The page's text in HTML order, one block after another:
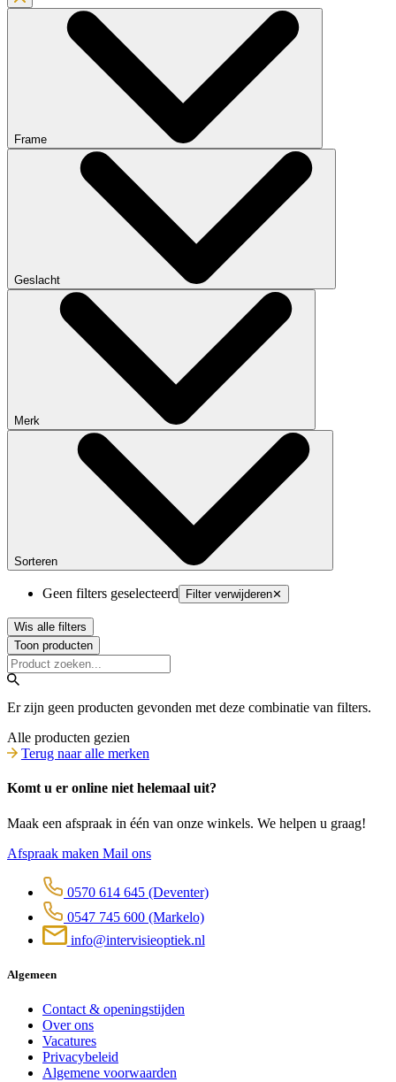
Frame
Geslacht
Merk
Sorteren
Geen filters geselecteerd Filter verwijderen✕
Wis alle filters
Toon producten
Er zijn geen producten gevonden met deze combinatie van filters.
Alle producten gezien
Terug naar alle merken
Komt u er online niet helemaal uit?
Maak een afspraak in één van onze winkels. We helpen u graag!
Afspraak maken Mail ons
0570 614 645 (Deventer)
0547 745 600 (Markelo)
info@intervisieoptiek.nl
Algemeen
Contact & openingstijden
Over ons
Vacatures
Privacybeleid
Algemene voorwaarden